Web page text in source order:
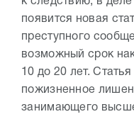
появится новая
преступного
возможный срок
10 до 20 лет.
пожизненное
занимающего